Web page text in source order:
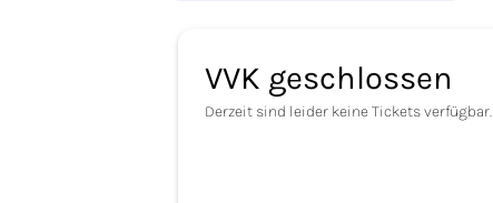
VVK geschlossen
Derzeit sind leider keine Tickets verfügbar.